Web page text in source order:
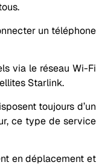
un téléphone
via le réseau Wi-Fi
Starlink.
toujours d’un
ce type de service
en déplacement et